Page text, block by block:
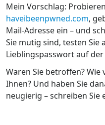
Mein Vorschlag:
haveibeenpwned.com,
Mail-Adresse ein – und
Sie mutig sind, testen Sie
Lieblingspasswort auf der
Waren Sie betroffen? Wie
Ihnen? Und haben Sie
neugierig – schreiben Sie